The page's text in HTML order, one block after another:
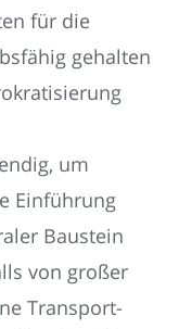
für die
gehalten
um
Einführung
Baustein
von großer
Transport-